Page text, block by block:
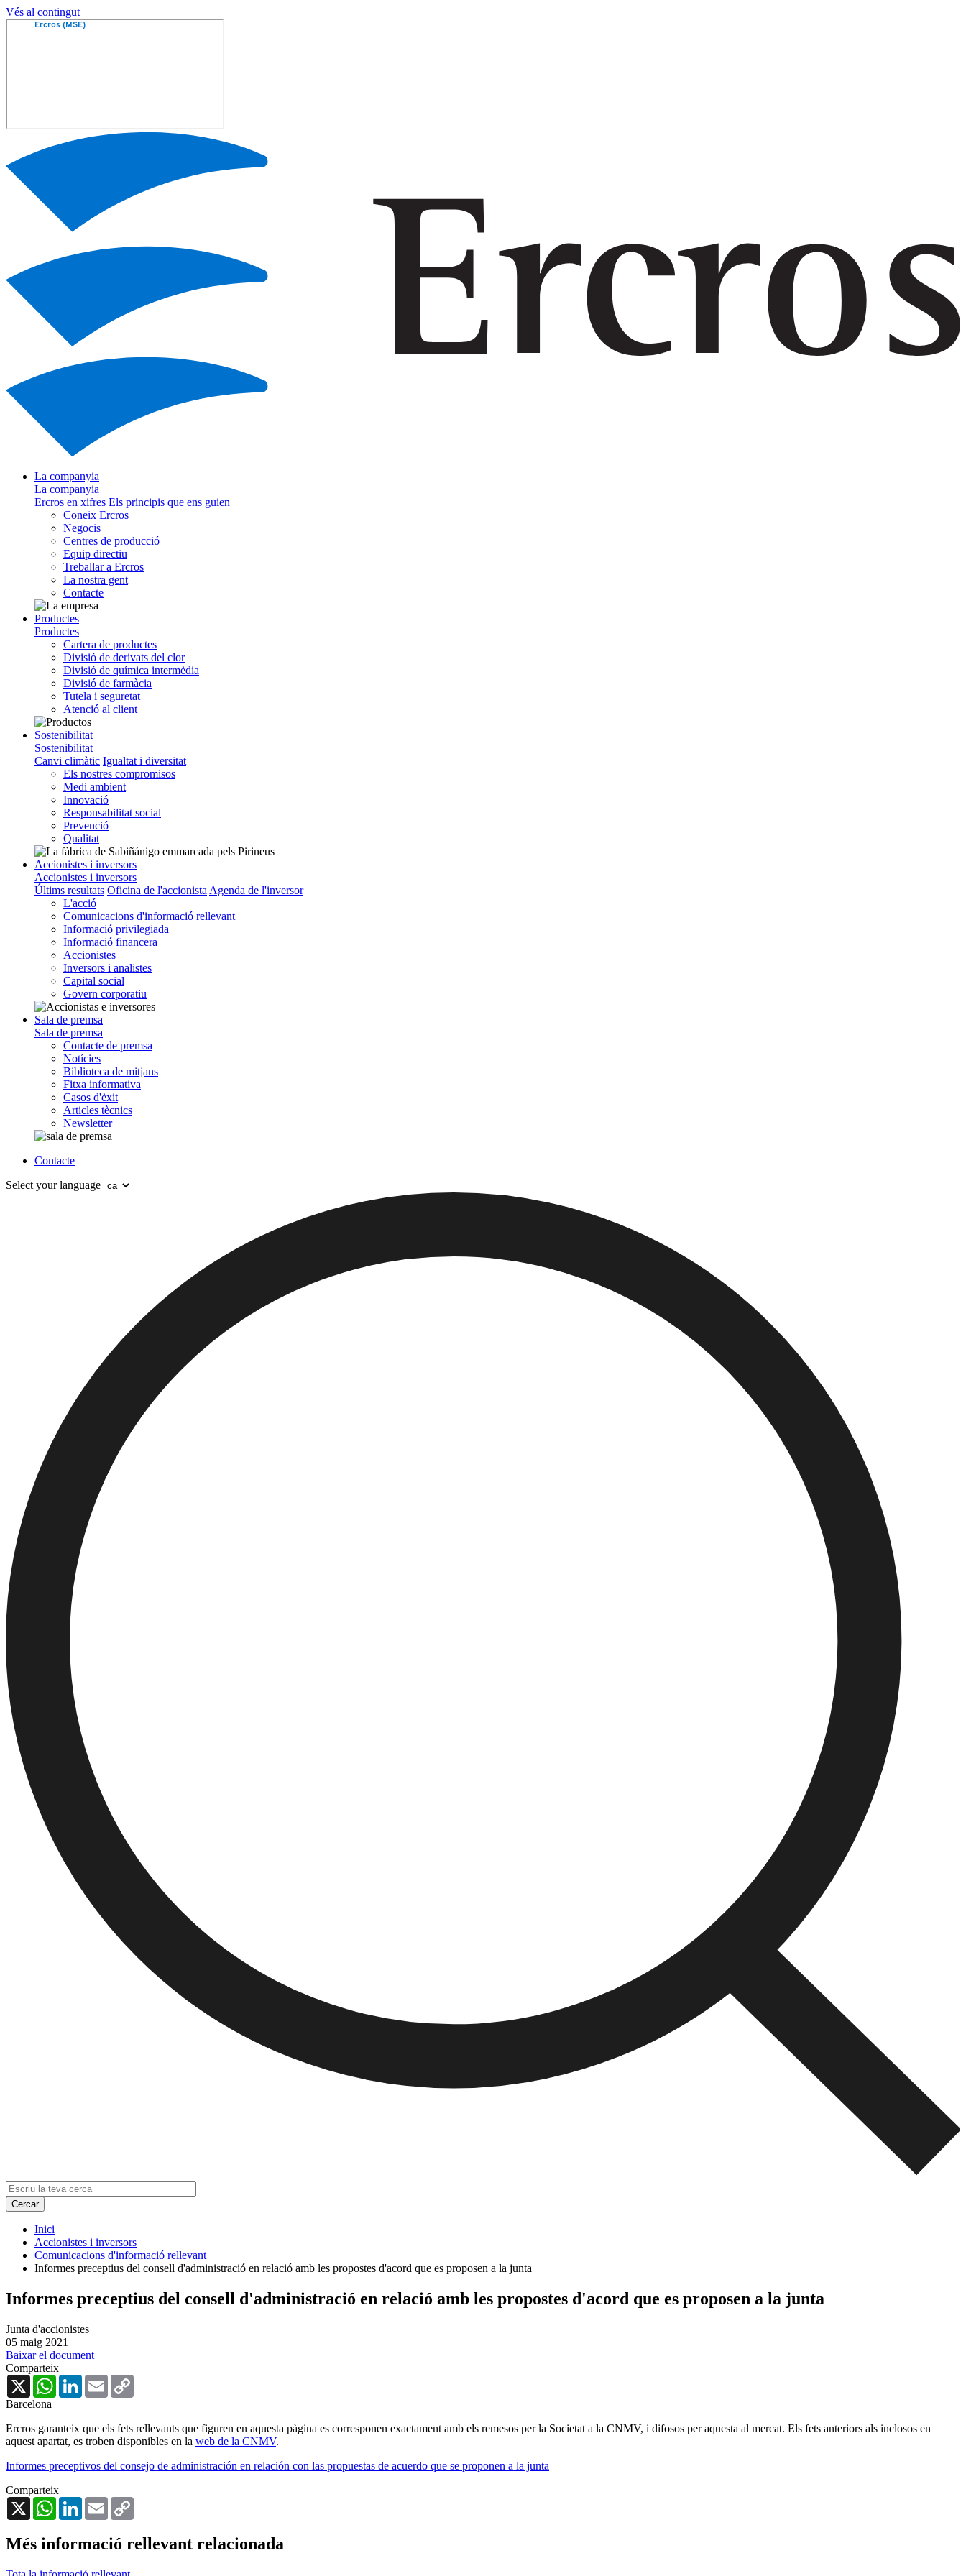
Vés al contingut
La companyia
La companyia
Ercros en xifres Els principis que ens guien
Coneix Ercros
Negocis
Centres de producció
Equip directiu
Treballar a Ercros
La nostra gent
Contacte
Productes
Productes
Cartera de productes
Divisió de derivats del clor
Divisió de química intermèdia
Divisió de farmàcia
Tutela i seguretat
Atenció al client
Sostenibilitat
Sostenibilitat
Canvi climàtic Igualtat i diversitat
Els nostres compromisos
Medi ambient
Innovació
Responsabilitat social
Prevenció
Qualitat
Accionistes i inversors
Accionistes i inversors
Últims resultats Oficina de l'accionista Agenda de l'inversor
L'acció
Comunicacions d'informació rellevant
Informació privilegiada
Informació financera
Accionistes
Inversors i analistes
Capital social
Govern corporatiu
Sala de premsa
Sala de premsa
Contacte de premsa
Notícies
Biblioteca de mitjans
Fitxa informativa
Casos d'èxit
Articles tècnics
Newsletter
Contacte
Select your language
Inici
Accionistes i inversors
Comunicacions d'informació rellevant
Informes preceptius del consell d'administració en relació amb les propostes d'acord que es proposen a la junta
Informes preceptius del consell d'administració en relació amb les propostes d'acord que es proposen a la junta
Junta d'accionistes
05 maig 2021
Baixar el document
Comparteix
X
WhatsAppLinkedInEmail
Barcelona
Ercros garanteix que els fets rellevants que figuren en aquesta pàgina es corresponen exactament amb els remesos per la Societat a la CNMV, i difosos per aquesta al mercat. Els fets anteriors als inclosos en
aquest apartat, es troben disponibles en la web de la CNMV.
Informes preceptivos del consejo de administración en relación con las propuestas de acuerdo que se proponen a la junta
Comparteix
X
WhatsAppLinkedInEmail
Més informació rellevant relacionada